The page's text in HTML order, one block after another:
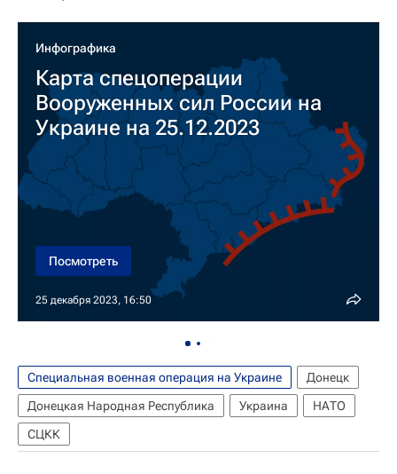
25 декабря 2023, 16:50
Инфографика
Карта спецоперации
Вооруженных сил России на
Украине на 25.12.2023
Посмотреть
Специальная военная операция на Украине
Донецк
Донецкая Народная Республика
Украина
НАТО
СЦКК